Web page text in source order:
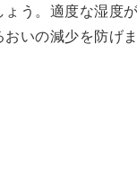
ょう。適度な湿度
いの減少を防げま